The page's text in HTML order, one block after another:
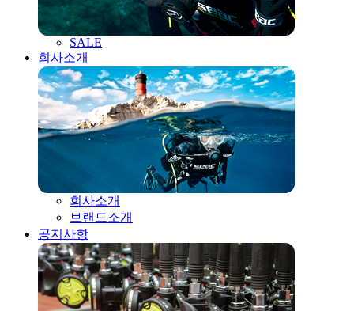
SALE
회사소개
회사소개
브랜드소개
공지사항